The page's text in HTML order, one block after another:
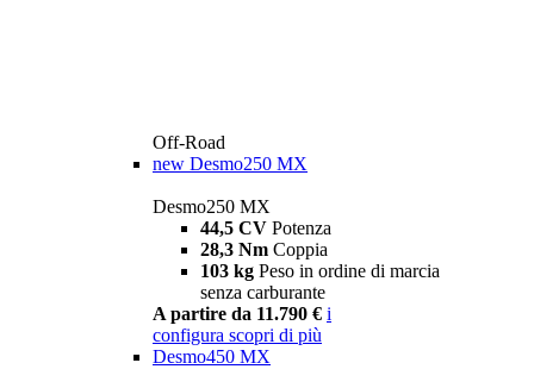
Off-Road
new Desmo250 MX
Desmo250 MX
44,5 CV Potenza
28,3 Nm Coppia
103 kg Peso in ordine di marcia
senza carburante
A partire da 11.790 € i
configura scopri di più
Desmo450 MX